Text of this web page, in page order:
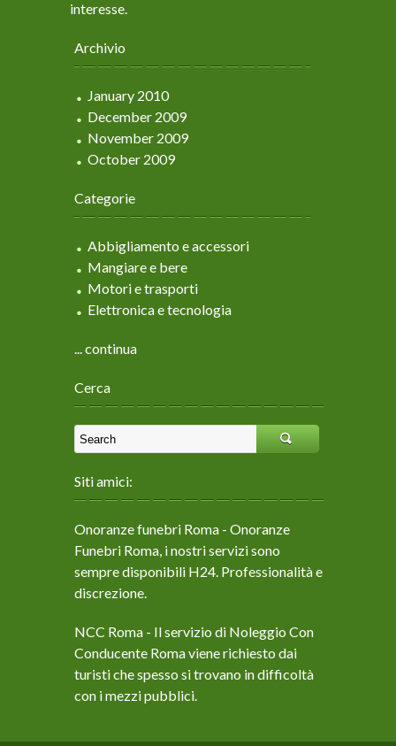
interesse.
Archivio
January 2010
December 2009
November 2009
October 2009
Categorie
Abbigliamento e accessori
Mangiare e bere
Motori e trasporti
Elettronica e tecnologia
... continua
Cerca
Siti amici:
Onoranze funebri Roma - Onoranze
Funebri Roma, i nostri servizi sono
sempre disponibili H24. Professionalità e
discrezione.
NCC Roma - Il servizio di Noleggio Con
Conducente Roma viene richiesto dai
turisti che spesso si trovano in difficoltà
con i mezzi pubblici.